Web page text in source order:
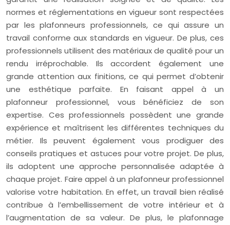
normes et réglementations en vigueur sont respectées
par les plafonneurs professionnels, ce qui assure un
travail conforme aux standards en vigueur. De plus, ces
professionnels utilisent des matériaux de qualité pour un
rendu irréprochable. Ils accordent également une
grande attention aux finitions, ce qui permet d’obtenir
une esthétique parfaite. En faisant appel à un
plafonneur professionnel, vous bénéficiez de son
expertise. Ces professionnels possèdent une grande
expérience et maîtrisent les différentes techniques du
métier. Ils peuvent également vous prodiguer des
conseils pratiques et astuces pour votre projet. De plus,
ils adoptent une approche personnalisée adaptée à
chaque projet. Faire appel à un plafonneur professionnel
valorise votre habitation. En effet, un travail bien réalisé
contribue à l’embellissement de votre intérieur et à
l’augmentation de sa valeur. De plus, le plafonnage